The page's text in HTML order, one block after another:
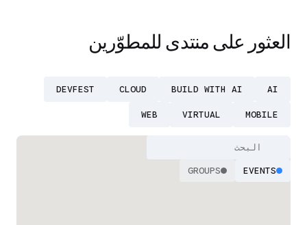
العثور على منتدى للمطوّرين
AI
BUILD WITH AI
CLOUD
DEVFEST
MOBILE
VIRTUAL
WEB
EVENTS
GROUPS